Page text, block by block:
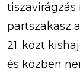
partszakasz
21. közt
és közben